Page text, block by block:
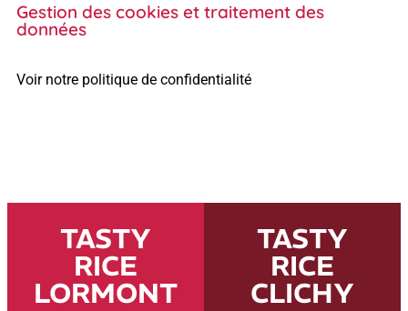
Gestion des cookies et traitement des
données
Voir notre politique de confidentialité
TASTY
RICE
LORMONT
TASTY
RICE
CLICHY